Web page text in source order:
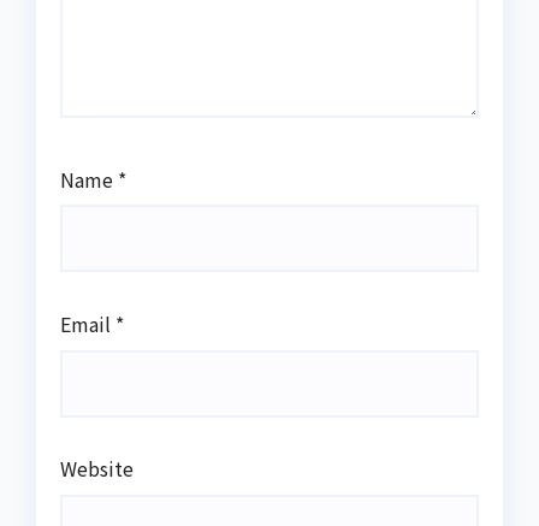
Name *
Email *
Website